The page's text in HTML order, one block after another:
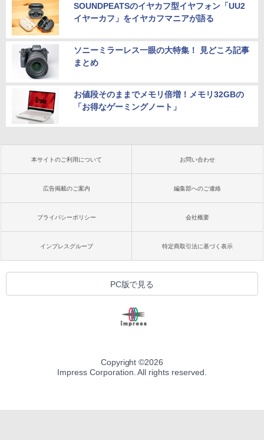
SOUNDPEATSのイヤカフ型イヤフォン「UU2
イヤーカフ」をイヤカフマニアが語る
ソニーミラーレス一眼の大特集！ 見どころ記事
まとめ
お値段そのままでメモリ倍増！メモリ32GBの
「お得なゲーミングノート」
本サイトのご利用について お問い合わせ
広告掲載のご案内 編集部へのご連絡
プライバシーポリシー 会社概要
インプレスグループ 特定商取引法に基づく表示
PC版で見る
Copyright ©2026
Impress Corporation. All rights reserved.